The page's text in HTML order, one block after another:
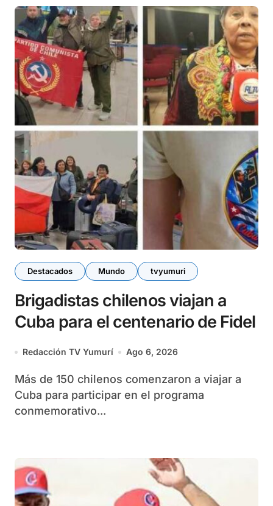
Destacados Mundo tvyumuri
Brigadistas chilenos viajan a
Cuba para el centenario de Fidel
Redacción TV Yumurí Ago 6, 2026
Más de 150 chilenos comenzaron a viajar a
Cuba para participar en el programa
conmemorativo...